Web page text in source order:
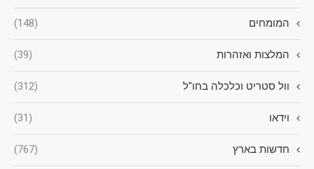
המומחים (148)
המלצות ואזהרות (39)
וול סטריט וכלכלה בחו"ל (312)
וידאו (31)
חדשות בארץ (767)